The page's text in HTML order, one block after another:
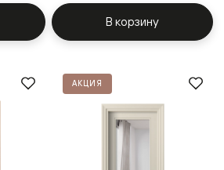
В корзину
АКЦИЯ